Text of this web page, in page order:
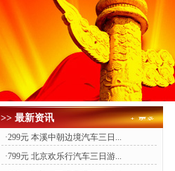
>> 最新资讯
·299元 本溪中朝边境汽车三日...
·799元 北京欢乐行汽车三日游...